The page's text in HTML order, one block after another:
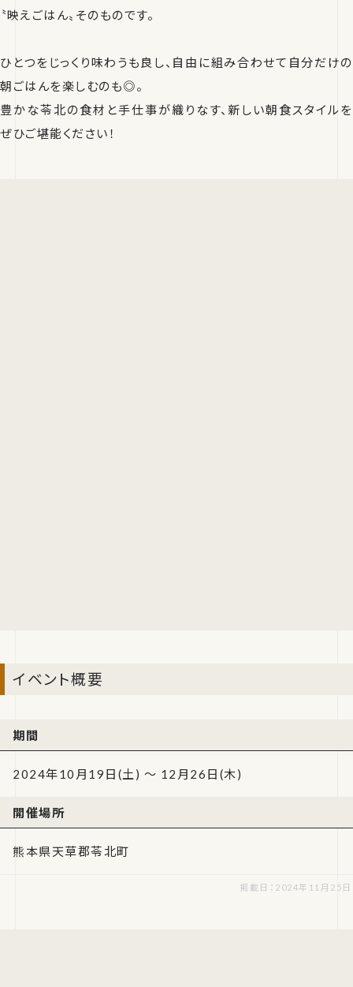
〝映えごはん〟そのものです。
ひとつをじっくり味わうも良し、自由に組み合わせて自分だけの
朝ごはんを楽しむのも◎。
豊かな苓北の食材と手仕事が織りなす、新しい朝食スタイルを
ぜひご堪能ください！
イベント概要
期間
2024年10月19日(土) ～ 12月26日(木)
開催場所
熊本県天草郡苓北町
掲載日：2024年11月25日